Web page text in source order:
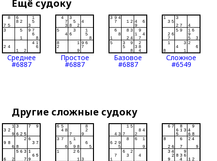
Ещё судоку
Среднее
#6887
Простое
#6887
Базовое
#6887
Сложное
#6549
Другие сложные судоку